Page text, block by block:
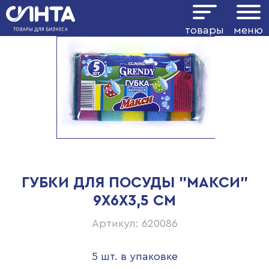
товары меню
ГУБКИ ДЛЯ ПОСУДЫ "MAКСИ"
9Х6Х3,5 СМ
Артикул: 620086
5 шт. в упаковке